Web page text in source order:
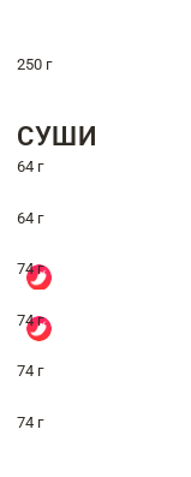
250 г
СУШИ
64 г
64 г
74 г
74 г
74 г
74 г